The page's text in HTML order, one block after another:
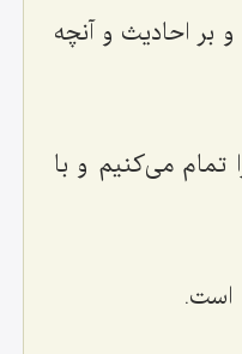
بر احادیث و آنچه
تمام می‌كنیم و با
است.